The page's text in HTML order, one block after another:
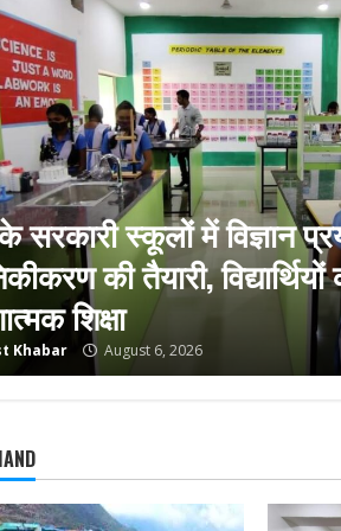
सरकारी स्कूलों में विज्ञान
की तैयारी,
शिक्षा
Khabar August 6, 2026